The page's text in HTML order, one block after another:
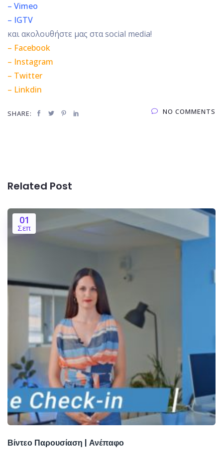
– Vimeo
– IGTV
και ακολουθήστε μας στα social media!
– Facebook
– Instagram
– Twitter
– Linkdin
SHARE: NO COMMENTS
Related Post
01
Σεπ
Βίντεο Παρουσίαση | Ανέπαφο